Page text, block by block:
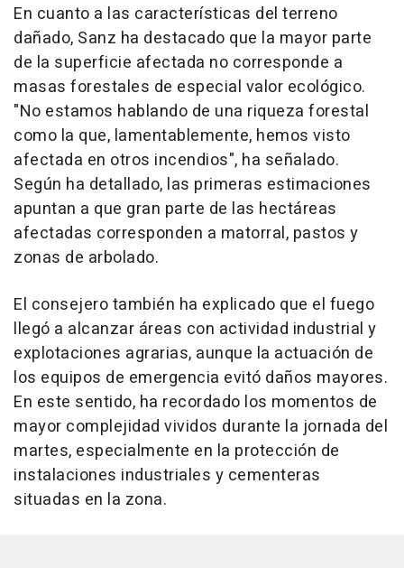
En cuanto a las características del terreno
dañado, Sanz ha destacado que la mayor parte
de la superficie afectada no corresponde a
masas forestales de especial valor ecológico.
"No estamos hablando de una riqueza forestal
como la que, lamentablemente, hemos visto
afectada en otros incendios", ha señalado.
Según ha detallado, las primeras estimaciones
apuntan a que gran parte de las hectáreas
afectadas corresponden a matorral, pastos y
zonas de arbolado.
El consejero también ha explicado que el fuego
llegó a alcanzar áreas con actividad industrial y
explotaciones agrarias, aunque la actuación de
los equipos de emergencia evitó daños mayores.
En este sentido, ha recordado los momentos de
mayor complejidad vividos durante la jornada del
martes, especialmente en la protección de
instalaciones industriales y cementeras
situadas en la zona.